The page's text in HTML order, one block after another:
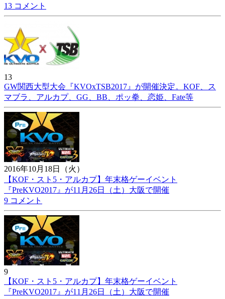
13 コメント
13
GW関西大型大会『KVOxTSB2017』が開催決定。KOF、ス
マブラ、アルカプ、GG、BB、ポッ拳、恋姫、Fate等
2016年10月18日（火）
【KOF・スト5・アルカプ】年末格ゲーイベント
『PreKVO2017』が11月26日（土）大阪で開催
9 コメント
9
【KOF・スト5・アルカプ】年末格ゲーイベント
『PreKVO2017』が11月26日（土）大阪で開催